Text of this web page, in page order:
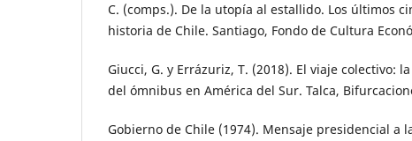
C. (comps.). De la utopía al estallido. Los últimos
historia de Chile. Santiago, Fondo de Cultura
Giucci, G. y Errázuriz, T. (2018). El viaje colectivo:
del ómnibus en América del Sur. Talca,
Gobierno de Chile (1974). Mensaje presidencial a